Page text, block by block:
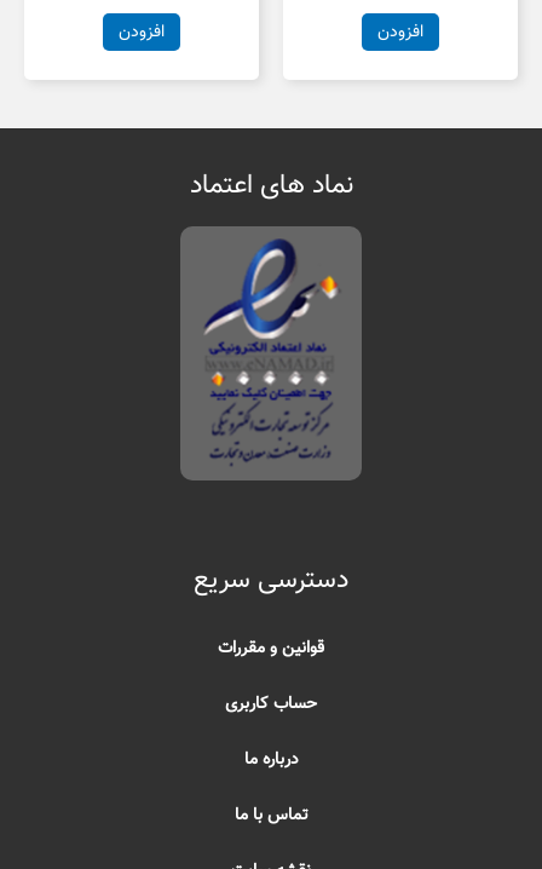
افزودن افزودن
نماد های اعتماد
دسترسی سریع
قوانین و مقررات
حساب کاربری
درباره ما
تماس با ما